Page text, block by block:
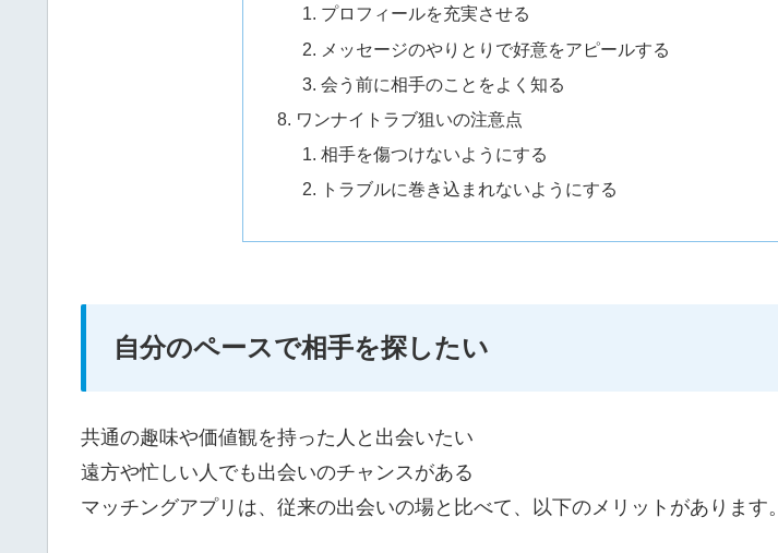
プロフィールを充実させる
メッセージのやりとりで好意をアピールする
会う前に相手のことをよく知る
ワンナイトラブ狙いの注意点
相手を傷つけないようにする
トラブルに巻き込まれないようにする
自分のペースで相手を探したい
共通の趣味や価値観を持った人と出会いたい
遠方や忙しい人でも出会いのチャンスがある
マッチングアプリは、従来の出会いの場と比べて、以下のメリットがあります。